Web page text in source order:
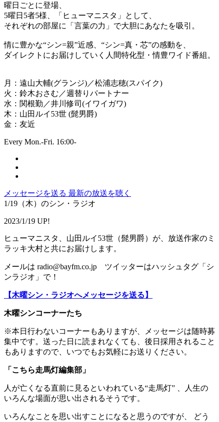
曜日ごとに登場、
5曜日5者5様、「ヒューマニスタ」として、
それぞれの部屋に「言葉の力」で大胆にあなたを吸引。
情に豊かな“シン=親”近感、“シン=真・芯”の感動を、
ダイレクトにお届けしていく人間特化型・情豊ワイド番組。
月：遠山大輔(グランジ)／松浦志穂(スパイク)
火：鈴木おさむ／週替りパートナー
水：関根勤／井川修司(イワイガワ)
木：山田ルイ53世 (髭男爵)
金：友近
Every Mon.-Fri. 16:00-
メッセージを送る 最新の放送を聴く
1/19（木）のシン・ラジオ
2023/1/19 UP!
ヒューマニスタ、山田ルイ53世（髭男爵）が、放送作家のミ
ラッキ大村と共にお届けします。
メールは radio@bayfm.co.jp ツイッターはハッシュタグ「シ
ンラジオ」で！
【木曜シン・ラジオへメッセージを送る】
木曜シンコーナーたち
※本日行わないコーナーもありますが、メッセージは随時募
集中です。送った日に読まれなくても、後日採用されること
もありますので、いつでもお気軽にお送りください。
「こちら走馬灯編集部」
人が亡くなる直前に見るといわれている“走馬灯” 、人生の
いろんな場面が思い出されるそうです。
いろんなことを思い出すことになると思うのですが、 どう